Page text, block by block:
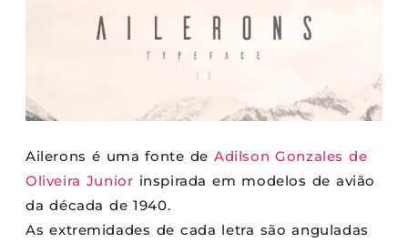
Ailerons é uma fonte de Adilson Gonzales de
Oliveira Junior inspirada em modelos de avião
da década de 1940.
As extremidades de cada letra são anguladas